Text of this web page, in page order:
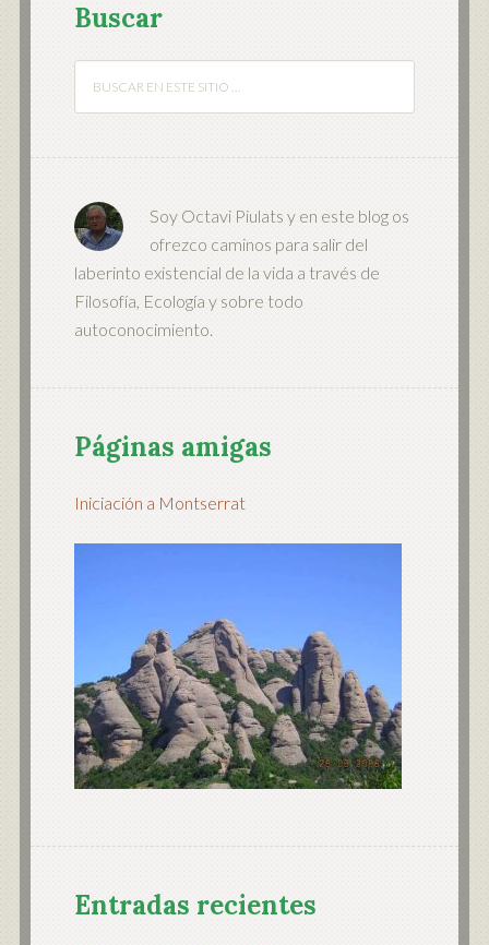
Buscar
Soy Octavi Piulats y en este blog os
ofrezco caminos para salir del
laberinto existencial de la vida a través de
Filosofía, Ecología y sobre todo
autoconocimiento.
Páginas amigas
Iniciación a Montserrat
Entradas recientes